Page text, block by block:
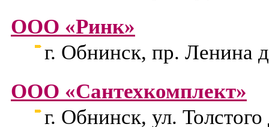
ООО «Ринк»
г. Обнинск, пр. Ленина
ООО «Сантехкомплект»
г. Обнинск, ул.